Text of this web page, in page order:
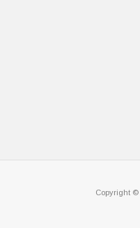
Copyright ©